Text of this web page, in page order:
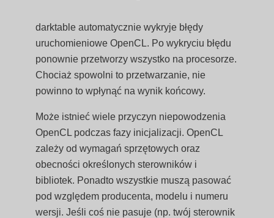
darktable automatycznie wykryje błędy
uruchomieniowe OpenCL. Po wykryciu błędu
ponownie przetworzy wszystko na procesorze.
Chociaż spowolni to przetwarzanie, nie
powinno to wpłynąć na wynik końcowy.
Może istnieć wiele przyczyn niepowodzenia
OpenCL podczas fazy inicjalizacji. OpenCL
zależy od wymagań sprzętowych oraz
obecności określonych sterowników i
bibliotek. Ponadto wszystkie muszą pasować
pod względem producenta, modelu i numeru
wersji. Jeśli coś nie pasuje (np. twój sterownik